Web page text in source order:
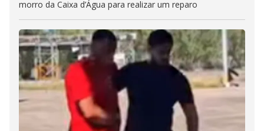
morro da Caixa d’Água para realizar um reparo